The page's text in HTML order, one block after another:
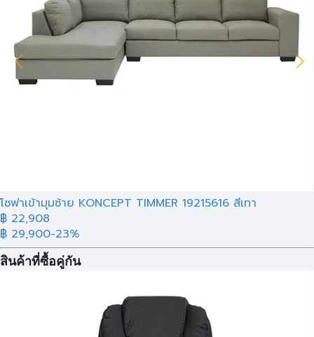
โซฟาเข้ามุมซ้าย KONCEPT TIMMER 19215616 สีเทา
฿ 22,908
฿ 29,900-23%
สินค้าที่ซื้อคู่กัน